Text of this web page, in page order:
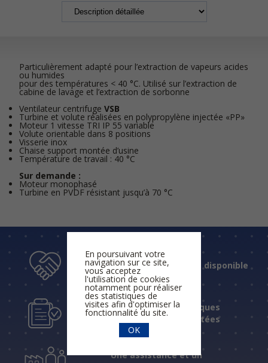
Particulièrement adapté pour l’extraction de vapeurs acides
ou humides
pour des températures < 40 °C. Utilisé sur l’extraction de
cabine de lavage et l’extraction de sorbonne
Ventilateur centrifuge VSB
Turbine et volute réalisées en polypropylène injectée «PP»
Moteur 1 vitesse TRI IP 55 variable
Volute orientable dans 8 positions
Visserie inox
Chaise support montée d’usine
Température de travail : 40 °C
Sur demande :
Moteur monophasé
Turbine en PVDF résistant jusqu’à 70 °C
Un accueil humain et disponible
Des réponses techniques
fiables et expérimentées
Une assistance et un
En poursuivant votre
navigation sur ce site,
vous acceptez
l'utilisation de cookies
notamment pour réaliser
des statistiques de
visites afin d'optimiser la
fonctionnalité du site.
OK